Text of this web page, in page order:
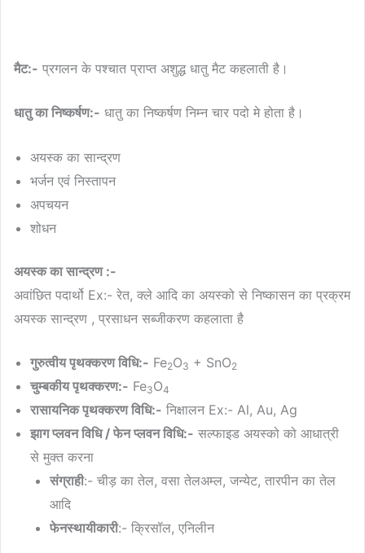
मैट:- प्रगलन के पश्चात प्राप्त अशुद्ध धातु मैट कहलाती है।
धातु का निष्कर्षण:- धातु का निष्कर्षण निम्न चार पदो मे होता है।
अयस्क का सान्द्रण
भर्जन एवं निस्तापन
अपचयन
शोधन
अयस्क का सान्द्रण :-
अवांछित पदार्थो Ex:- रेत, क्ले आदि का अयस्को से निष्कासन का प्रक्रम
अयस्क सान्द्रण , प्रसाधन सब्जीकरण कहलाता है
गुरुत्वीय पृथक्करण विधि:- Fe2O3 + SnO2
चुम्बकीय पृथक्करण:- Fe3O4
रासायनिक पृथक्करण विधि:- निक्षालन Ex:- Al, Au, Ag
झाग प्लवन विधि / फेन प्लवन विधि:- सल्फाइड अयस्को को आधात्री
से मुक्त करना
संग्राही:- चीड़ का तेल, वसा तेलअम्ल, जन्येट, तारपीन का तेल
आदि
फेनस्थायीकारी:- क्रिसॉल, एनिलीन